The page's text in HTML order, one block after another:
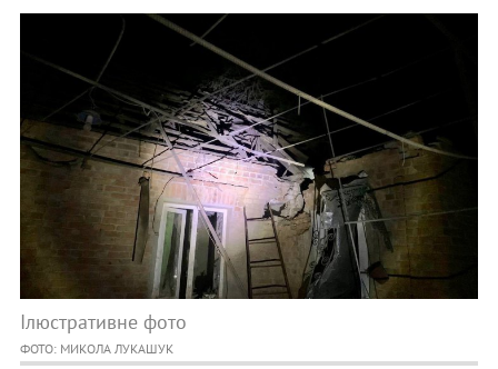
Ілюстративне фото
ФОТО: МИКОЛА ЛУКАШУК